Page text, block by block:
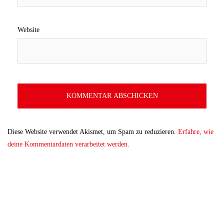
Website
Diese Website verwendet Akismet, um Spam zu reduzieren. Erfahre, wie
deine Kommentardaten verarbeitet werden.